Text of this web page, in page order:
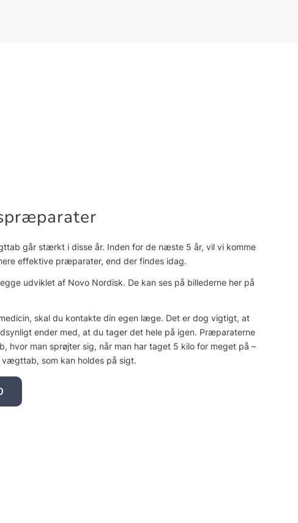
går stærkt i disse år. Inden for de næste 5 år, vil vi komme
effektive præparater, end der findes idag.
udviklet af Novo Nordisk. De kan ses på billederne her på
skal du kontakte din egen læge. Det er dog vigtigt, at
ender med, at du tager det hele på igen. Præparaterne
hvor man sprøjter sig, når man har taget 5 kilo for meget på –
som kan holdes på sigt.